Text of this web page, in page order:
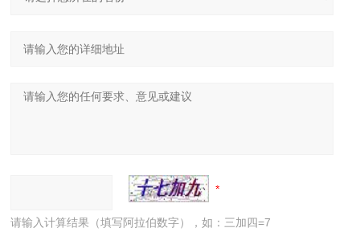
请输入计算结果（填写阿拉伯数字），如：三加四=7